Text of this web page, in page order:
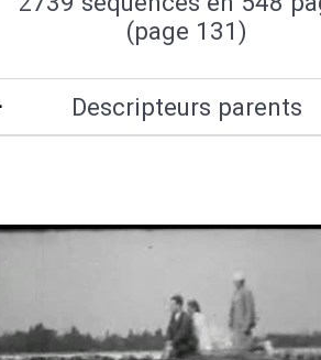
(page 131)
Descripteurs parents